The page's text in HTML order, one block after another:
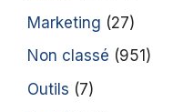
Marketing (27)
Non classé (951)
Outils (7)